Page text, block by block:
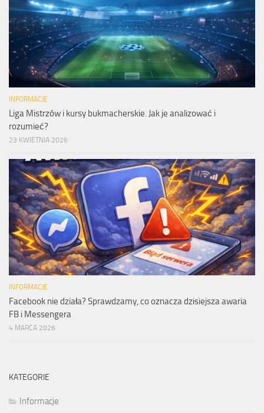
INFORMACJE
Liga Mistrzów i kursy bukmacherskie. Jak je analizować i
rozumieć?
23 KWIETNIA 2026
INFORMACJE
Facebook nie działa? Sprawdzamy, co oznacza dzisiejsza awaria
FB i Messengera
4 MARCA 2026
KATEGORIE
Informacje